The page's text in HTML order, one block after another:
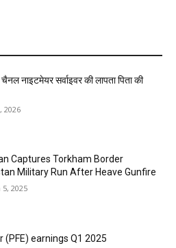
नाइटमेयर सर्वाइवर की लापता पिता की
2026
Captures Torkham Border
Military Run After Heave Gunfire
2025
(PFE) earnings Q1 2025